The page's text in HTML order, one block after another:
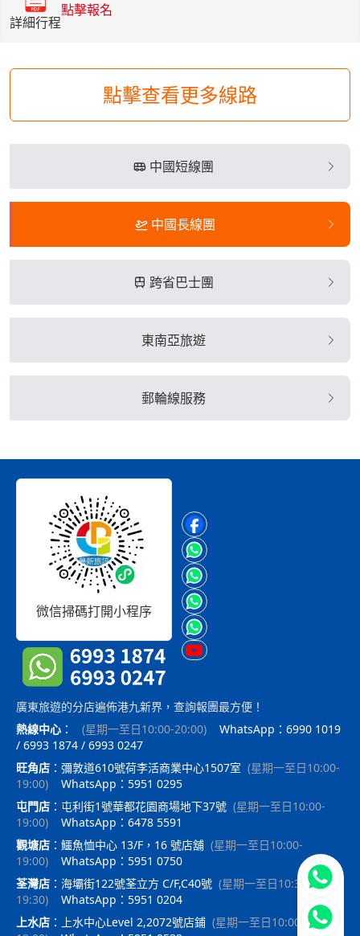
中國短線團
中國長線團
跨省巴士團
東南亞旅遊
郵輪線服務
詳細行程
點擊報名
點擊查看更多線路
微信掃碼打開小程序
廣東旅遊的分店遍佈港九新界，查詢報團最方便！
熱線中心 ： (星期一至日10:00-20:00)
WhatsApp：6990 1019
/ 6993 1874 / 6993 0247
旺角店 ： 彌敦道610號荷李活商業中心1507室 (星期一至日10:00-
19:00)
WhatsApp：5951 0295
屯門店 ： 屯利街1號華都花園商場地下37號 (星期一至日10:00-
19:00)
WhatsApp：6478 5591
觀塘店 ： 鱷魚恤中心 13/F，16 號店舖 (星期一至日10:00-
19:00)
WhatsApp：5951 0750
荃灣店 ： 海壩街122號荃立方 C/F,C40號 (星期一至日10:30-
19:30)
WhatsApp：5951 0204
上水店 ： 上水中心Level 2,2072號店鋪 (星期一至日10:00-
立即